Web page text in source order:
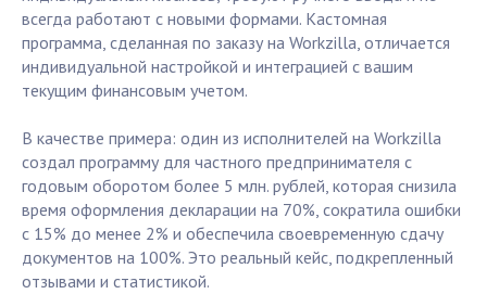
всегда работают с новыми формами. Кастомная
программа, сделанная по заказу на Workzilla, отличается
индивидуальной настройкой и интеграцией с вашим
текущим финансовым учетом.
В качестве примера: один из исполнителей на Workzilla
создал программу для частного предпринимателя с
годовым оборотом более 5 млн. рублей, которая снизила
время оформления декларации на 70%, сократила ошибки
с 15% до менее 2% и обеспечила своевременную сдачу
документов на 100%. Это реальный кейс, подкрепленный
отзывами и статистикой.